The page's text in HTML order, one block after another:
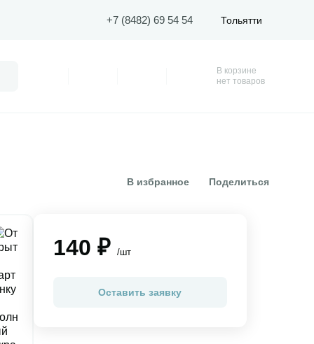
+7 (8482) 69 54 54 Тольятти
Корзина
В корзине
нет товаров
В избранное Поделиться
140 ₽ /шт
Оставить заявку